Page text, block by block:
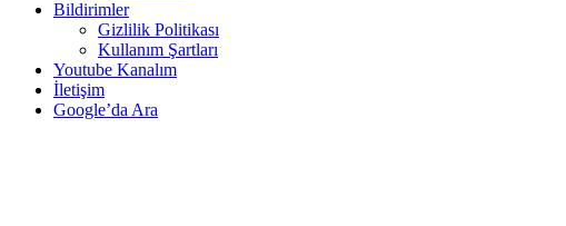
Bildirimler
Gizlilik Politikası
Kullanım Şartları
Youtube Kanalım
İletişim
Google’da Ara